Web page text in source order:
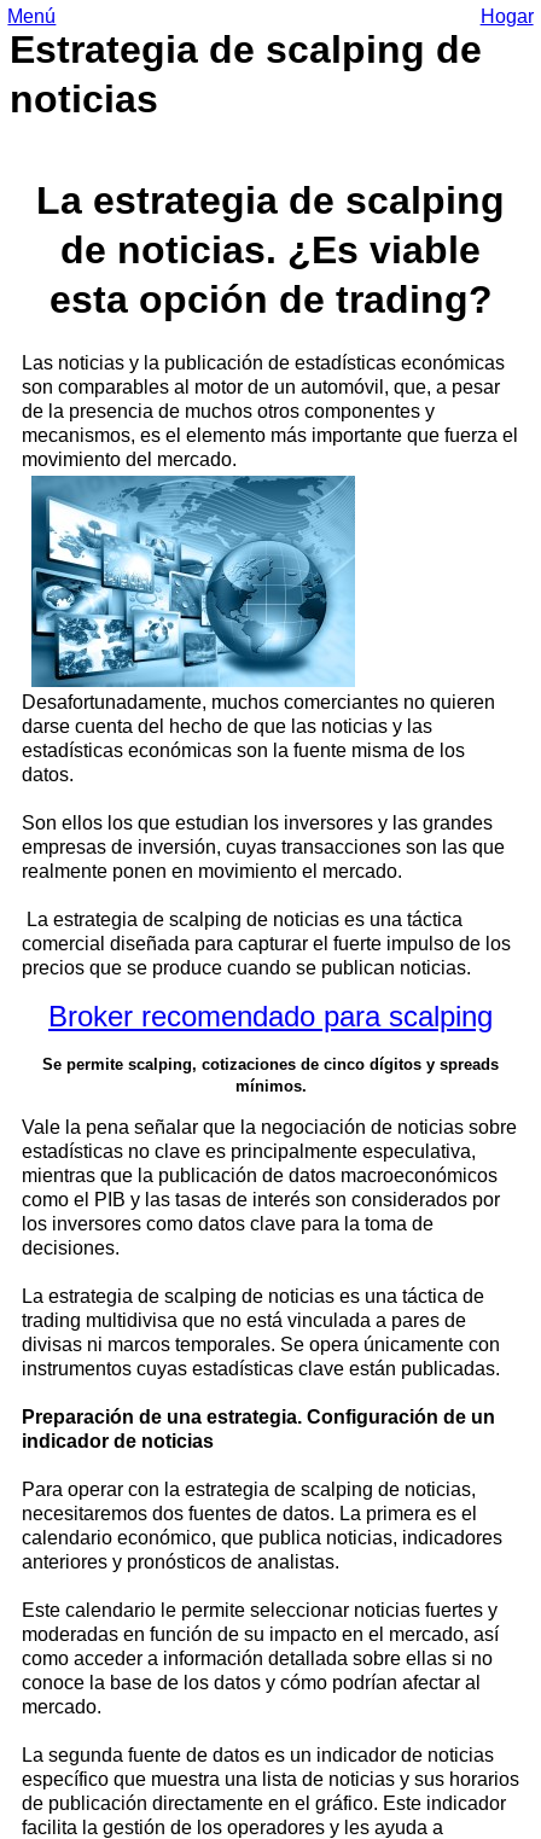
Estrategia de scalping de
noticias
Menú Hogar
La estrategia de scalping
de noticias. ¿Es viable
esta opción de trading?
Las noticias y la publicación de estadísticas económicas
son comparables al motor de un automóvil, que, a pesar
de la presencia de muchos otros componentes y
mecanismos, es el elemento más importante que fuerza el
movimiento del mercado.
Desafortunadamente, muchos comerciantes no quieren
darse cuenta del hecho de que las noticias y las
estadísticas económicas son la fuente misma de los
datos.
Son ellos los que estudian los inversores y las grandes
empresas de inversión, cuyas transacciones son las que
realmente ponen en movimiento el mercado.
La estrategia de scalping de noticias es una táctica
comercial diseñada para capturar el fuerte impulso de los
precios que se produce cuando se publican noticias.
Broker recomendado para scalping
Se permite scalping, cotizaciones de cinco dígitos y spreads
mínimos.
Vale la pena señalar que la negociación de noticias sobre
estadísticas no clave es principalmente especulativa,
mientras que la publicación de datos macroeconómicos
como el PIB y las tasas de interés son considerados por
los inversores como datos clave para la toma de
decisiones.
La estrategia de scalping de noticias es una táctica de
trading multidivisa que no está vinculada a pares de
divisas ni marcos temporales. Se opera únicamente con
instrumentos cuyas estadísticas clave están publicadas.
Preparación de una estrategia. Configuración de un
indicador de noticias
Para operar con la estrategia de scalping de noticias,
necesitaremos dos fuentes de datos. La primera es el
calendario económico, que publica noticias, indicadores
anteriores y pronósticos de analistas.
Este calendario le permite seleccionar noticias fuertes y
moderadas en función de su impacto en el mercado, así
como acceder a información detallada sobre ellas si no
conoce la base de los datos y cómo podrían afectar al
mercado.
La segunda fuente de datos es un indicador de noticias
específico que muestra una lista de noticias y sus horarios
de publicación directamente en el gráfico. Este indicador
facilita la gestión de los operadores y les ayuda a